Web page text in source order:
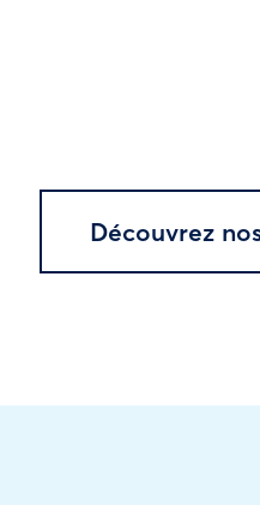
Découvrez